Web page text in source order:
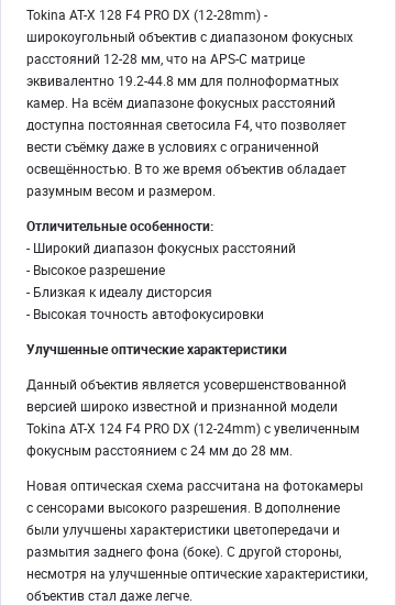
Tokina AT-X 128 F4 PRO DX (12-28mm) -
широкоугольный объектив с диапазоном фокусных
расстояний 12-28 мм, что на APS-C матрице
эквивалентно 19.2-44.8 мм для полноформатных
камер. На всём диапазоне фокусных расстояний
доступна постоянная светосила F4, что позволяет
вести съёмку даже в условиях с ограниченной
освещённостью. В то же время объектив обладает
разумным весом и размером.
Отличительные особенности:
- Широкий диапазон фокусных расстояний
- Высокое разрешение
- Близкая к идеалу дисторсия
- Высокая точность автофокусировки
Улучшенные оптические характеристики
Данный объектив является усовершенствованной
версией широко известной и признанной модели
Tokina AT-X 124 F4 PRO DX (12-24mm) с увеличенным
фокусным расстоянием с 24 мм до 28 мм.
Новая оптическая схема рассчитана на фотокамеры
с сенсорами высокого разрешения. В дополнение
были улучшены характеристики цветопередачи и
размытия заднего фона (боке). С другой стороны,
несмотря на улучшенные оптические характеристики,
объектив стал даже легче.